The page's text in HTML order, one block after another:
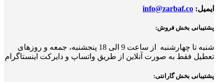
ایمیل: info@zarbaf.co
پشتیبانی بخش فروش:
شنبه تا چهارشنبه از ساعت 9 الی 18 پنجشنبه، جمعه و روزهای
تعطیل فقط به صورت آنلاین از طریق واتساپ و دایرکت اینستاگرام
پشتیبانی بخش گارانتی: